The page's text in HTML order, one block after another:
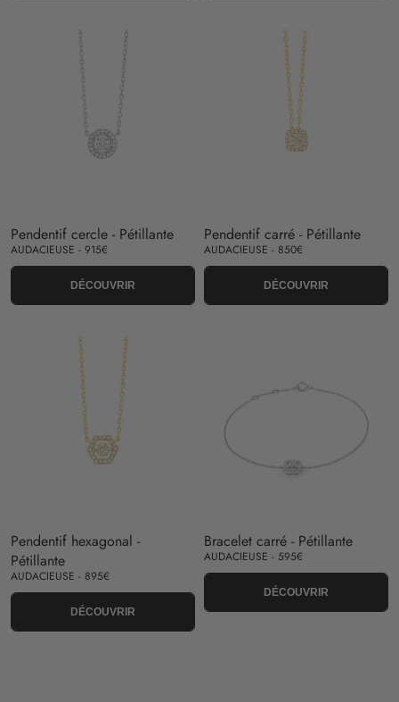
Pendentif cercle - Pétillante
AUDACIEUSE - 915€
DÉCOUVRIR
Pendentif carré - Pétillante
AUDACIEUSE - 850€
DÉCOUVRIR
Pendentif hexagonal -
Pétillante
AUDACIEUSE - 895€
DÉCOUVRIR
Bracelet carré - Pétillante
AUDACIEUSE - 595€
DÉCOUVRIR